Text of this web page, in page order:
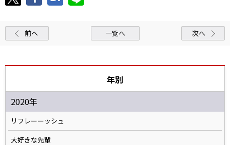
前へ 一覧へ 次へ
年別
2020年
リフレーーッシュ
大好きな先輩